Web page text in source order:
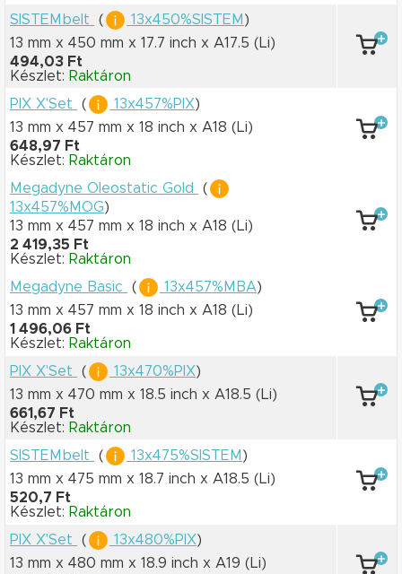
SISTEMbelt
( 13x450%SISTEM )
13 mm x 450 mm x 17.7 inch x A17.5 (Li)
494,03 Ft
Készlet: Raktáron
PIX X'Set
( 13x457%PIX)
13 mm x 457 mm x 18 inch x A18 (Li)
648,97 Ft
Készlet: Raktáron
Megadyne Oleostatic Gold
(
13x457%MOG)
13 mm x 457 mm x 18 inch x A18 (Li)
2 419,35 Ft
Készlet: Raktáron
Megadyne Basic
( 13x457%MBA)
13 mm x 457 mm x 18 inch x A18 (Li)
1 496,06 Ft
Készlet: Raktáron
PIX X'Set
( 13x470%PIX)
13 mm x 470 mm x 18.5 inch x A18.5 (Li)
661,67 Ft
Készlet: Raktáron
SISTEMbelt
( 13x475%SISTEM )
13 mm x 475 mm x 18.7 inch x A18.5 (Li)
520,7 Ft
Készlet: Raktáron
PIX X'Set
( 13x480%PIX)
13 mm x 480 mm x 18.9 inch x A19 (Li)